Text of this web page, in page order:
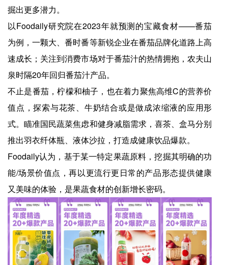
掘出更多潜力。
以Foodaily研究院在2023年就预测的宝藏食材——番茄
为例，一颗大、番时番等新锐企业在番茄品牌化道路上高
速成长；关注到消费市场对于番茄汁的热情拥抱，农夫山
泉时隔20年回归番茄汁产品。
不止是番茄，柠檬和柚子，也在着力聚焦高维C的营养价
值点，探索与花茶、牛奶结合或是做成浓缩液的应用形
式。瞄准国民蔬菜焦虑和健身减脂需求，喜茶、盒马分别
推出羽衣纤体瓶、液体沙拉，打造成健康饮品爆款。
Foodaily认为，基于某一特定果蔬原料，挖掘其明确的功
能/场景价值点，再以更流行更日常的产品形态提供健康
又美味的体验，是果蔬食材的创新增长密码。